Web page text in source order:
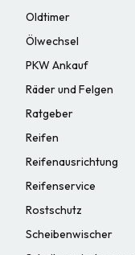
Oldtimer
Ölwechsel
PKW Ankauf
Räder und Felgen
Ratgeber
Reifen
Reifenausrichtung
Reifenservice
Rostschutz
Scheibenwischer